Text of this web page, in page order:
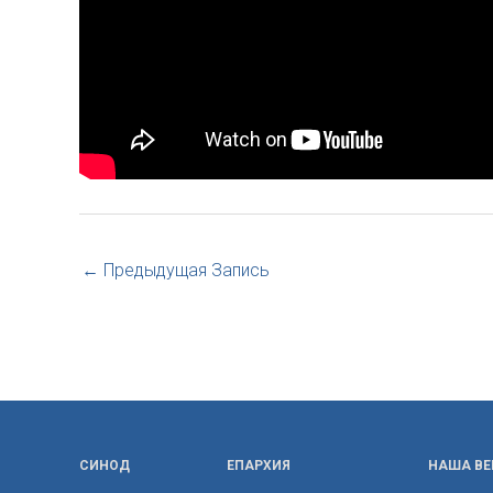
← Предыдущая Запись
СИНОД ЕПАРХИЯ НАША